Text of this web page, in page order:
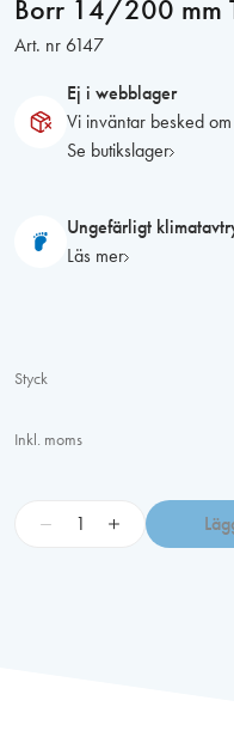
Borr 14/200 mm
Art. nr 6147
Ej i webblager
Vi inväntar besked
Se butikslager
Ungefärligt
Läs mer
Styck
Inkl. moms
+